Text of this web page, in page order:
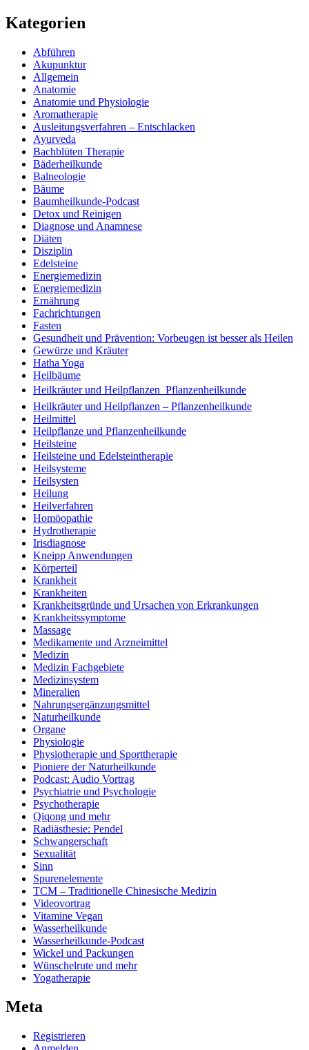
Kategorien
Abführen
Akupunktur
Allgemein
Anatomie
Anatomie und Physiologie
Aromatherapie
Ausleitungsverfahren – Entschlacken
Ayurveda
Bachblüten Therapie
Bäderheilkunde
Balneologie
Bäume
Baumheilkunde-Podcast
Detox und Reinigen
Diagnose und Anamnese
Diäten
Disziplin
Edelsteine
Energiemedizin
Energiemedizin
Ernährung
Fachrichtungen
Fasten
Gesundheit und Prävention: Vorbeugen ist besser als Heilen
Gewürze und Kräuter
Hatha Yoga
Heilbäume
Heilkräuter und Heilpflanzen  Pflanzenheilkunde
Heilkräuter und Heilpflanzen – Pflanzenheilkunde
Heilmittel
Heilpflanze und Pflanzenheilkunde
Heilsteine
Heilsteine und Edelsteintherapie
Heilsysteme
Heilsysten
Heilung
Heilverfahren
Homöopathie
Hydrotherapie
Irisdiagnose
Kneipp Anwendungen
Körperteil
Krankheit
Krankheiten
Krankheitsgründe und Ursachen von Erkrankungen
Krankheitssymptome
Massage
Medikamente und Arzneimittel
Medizin
Medizin Fachgebiete
Medizinsystem
Mineralien
Nahrungsergänzungsmittel
Naturheilkunde
Organe
Physiologie
Physiotherapie und Sporttherapie
Pioniere der Naturheilkunde
Podcast: Audio Vortrag
Psychiatrie und Psychologie
Psychotherapie
Qiqong und mehr
Radiästhesie: Pendel
Schwangerschaft
Sexualität
Sinn
Spurenelemente
TCM – Traditionelle Chinesische Medizin
Videovortrag
Vitamine Vegan
Wasserheilkunde
Wasserheilkunde-Podcast
Wickel und Packungen
Wünschelrute und mehr
Yogatherapie
Meta
Registrieren